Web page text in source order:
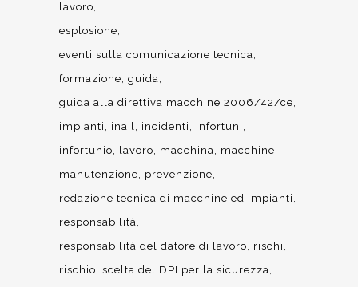
lavoro
esplosione
eventi sulla comunicazione tecnica
formazione guida
guida alla direttiva macchine 2006/42/ce
impianti
inail incidenti
infortuni
infortunio
lavoro macchina
macchine
manutenzione
prevenzione
redazione tecnica di macchine ed impianti
responsabilità
responsabilità del datore di lavoro
rischi
rischio scelta del DPI per la sicurezza